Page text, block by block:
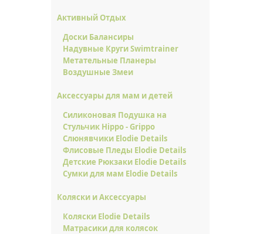
Активный Отдых
Доски Балансиры
Надувные Круги Swimtrainer
Метательные Планеры
Воздушные Змеи
Аксессуары для мам и детей
Силиконовая Подушка на
Стульчик Hippo - Grippo
Слюнявчики Elodie Details
Флисовые Пледы Elodie Details
Детские Рюкзаки Elodie Details
Сумки для мам Elodie Details
Коляски и Аксессуары
Коляски Elodie Details
Матрасики для колясок